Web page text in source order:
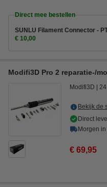
Direct mee bestellen
SUNLU Filament Connector -
€ 10,00
Modifi3D Pro 2 reparatie-/
Modifi3D
Bekijk de
Direct
Morgen
€ 69,95